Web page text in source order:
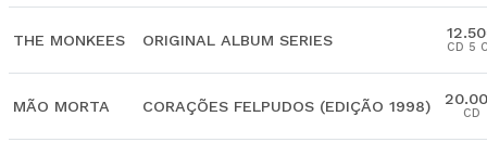
THE MONKEES ORIGINAL ALBUM SERIES CD 5
MÃO MORTA CORAÇÕES FELPUDOS (EDIÇÃO 1998) CD